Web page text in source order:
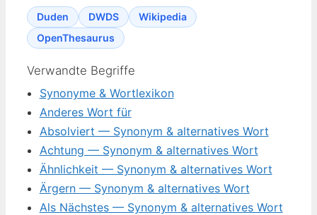
Duden DWDS
Wikipedia
OpenThesaurus
Verwandte Begriffe
Synonyme & Wortlexikon
Anderes Wort für
Absolviert — Synonym & alternatives Wort
Achtung — Synonym & alternatives Wort
Ähnlichkeit — Synonym & alternatives Wort
Ärgern — Synonym & alternatives Wort
Als Nächstes — Synonym & alternatives Wort